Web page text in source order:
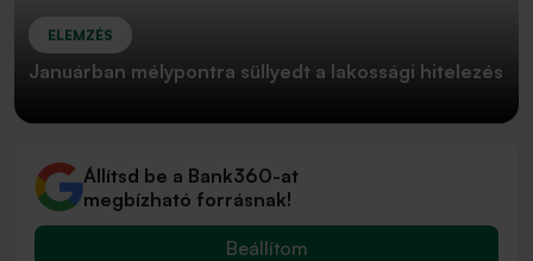
ELEMZÉS
Januárban mélypontra süllyedt a lakossági hitelezés
Állítsd be a Bank360-at
megbízható forrásnak!
Beállítom